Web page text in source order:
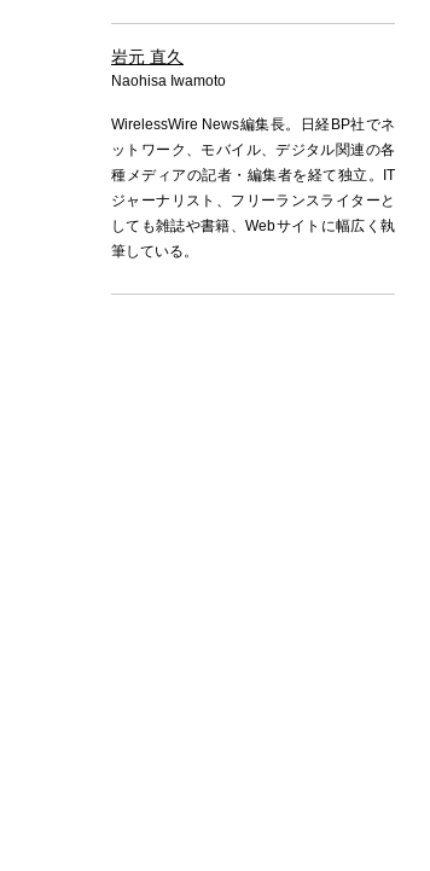
岩元 直久
Naohisa Iwamoto
WirelessWire News編集長。日経BP社でネ
ットワーク、モバイル、デジタル関連の各
種メディアの記者・編集者を経て独立。IT
ジャーナリスト、フリーランスライターと
しても雑誌や書籍、Webサイトに幅広く執
筆している。